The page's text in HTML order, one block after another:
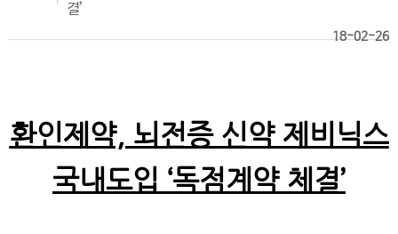
결’
18-02-26
환인제약, 뇌전증 신약 제비닉스
국내도입 ‘독점계약 체결’